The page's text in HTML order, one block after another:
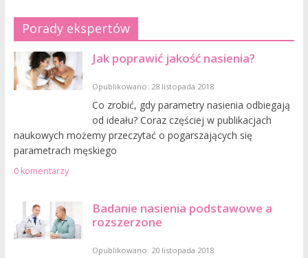
Porady ekspertów
Jak poprawić jakość nasienia?
Opublikowano: 28 listopada 2018
Co zrobić, gdy parametry nasienia odbiegają
od ideału? Coraz częściej w publikacjach
naukowych możemy przeczytać o pogarszających się
parametrach męskiego
0 komentarzy
Badanie nasienia podstawowe a
rozszerzone
Opublikowano: 20 listopada 2018